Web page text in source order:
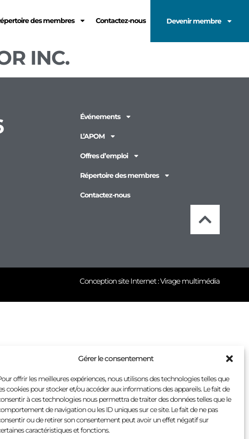
Gérer le consentement
offrir les meilleures expériences, nous utilisons des technologies telles que
cookies pour stocker et/ou accéder aux informations des appareils. Le fait de
à ces technologies nous permettra de traiter des données telles que le
de navigation ou les ID uniques sur ce site. Le fait de ne pas
ou de retirer son consentement peut avoir un effet négatif sur
caractéristiques et fonctions.
des membres Contactez-nous Devenir membre
INC.
Événements
L’APOM
Offres d’emploi
Répertoire des membres
Contactez-nous
Conception site Internet : Virage multimédia